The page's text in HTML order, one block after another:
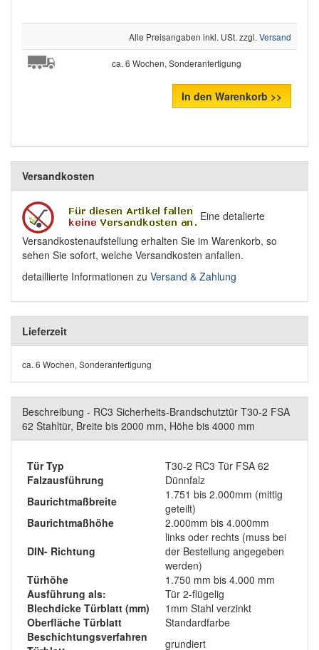
Alle Preisangaben inkl. USt. zzgl. Versand
ca. 6 Wochen, Sonderanfertigung
In den Warenkorb >>
Versandkosten
Eine detalierte
Versandkostenaufstellung erhalten Sie im Warenkorb, so
sehen Sie sofort, welche Versandkosten anfallen.
detaillierte Informationen zu Versand & Zahlung
Lieferzeit
ca. 6 Wochen, Sonderanfertigung
Beschreibung - RC3 Sicherheits-Brandschutztür T30-2 FSA
62 Stahltür, Breite bis 2000 mm, Höhe bis 4000 mm
Tür Typ
T30-2 RC3 Tür FSA 62
Falzausführung
Dünnfalz
Baurichtmaßbreite
1.751 bis 2.000mm (mittig
geteilt)
Baurichtmaßhöhe
2.000mm bis 4.000mm
DIN- Richtung
links oder rechts (muss bei
der Bestellung angegeben
werden)
Türhöhe
1.750 mm bis 4.000 mm
Ausführung als:
Tür 2-flügelig
Blechdicke Türblatt (mm)
1mm Stahl verzinkt
Oberfläche Türblatt
Standardfarbe
Beschichtungsverfahren
grundiert